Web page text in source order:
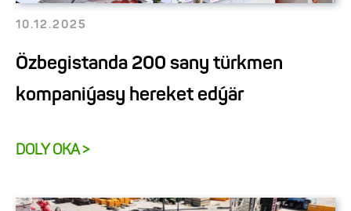
10.12.2025
Özbegistanda 200 sany türkmen
kompaniýasy hereket edýär
DOLY OKA >